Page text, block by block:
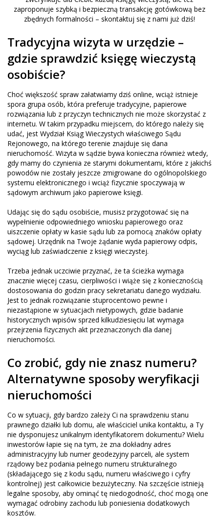
zaproponuje szybką i bezpieczną transakcję gotówkową bez
zbędnych formalności – skontaktuj się z nami już dziś!
Tradycyjna wizyta w urzędzie –
gdzie sprawdzić księgę wieczystą
osobiście?
Choć większość spraw załatwiamy dziś online, wciąż istnieje
spora grupa osób, która preferuje tradycyjne, papierowe
rozwiązania lub z przyczyn technicznych nie może skorzystać z
internetu. W takim przypadku miejscem, do którego należy się
udać, jest Wydział Ksiąg Wieczystych właściwego Sądu
Rejonowego, na którego terenie znajduje się dana
nieruchomość. Wizyta w sądzie bywa konieczna również wtedy,
gdy mamy do czynienia ze starymi dokumentami, które z jakichś
powodów nie zostały jeszcze zmigrowane do ogólnopolskiego
systemu elektronicznego i wciąż fizycznie spoczywają w
sądowym archiwum jako papierowe księgi.
Udając się do sądu osobiście, musisz przygotować się na
wypełnienie odpowiedniego wniosku papierowego oraz
uiszczenie opłaty w kasie sądu lub za pomocą znaków opłaty
sądowej. Urzędnik na Twoje żądanie wyda papierowy odpis,
wyciąg lub zaświadczenie z księgi wieczystej.
Trzeba jednak uczciwie przyznać, że ta ścieżka wymaga
znacznie więcej czasu, cierpliwości i wiąże się z koniecznością
dostosowania do godzin pracy sekretariatu danego wydziału.
Jest to jednak rozwiązanie stuprocentowo pewne i
niezastąpione w sytuacjach nietypowych, gdzie badanie
historycznych wpisów sprzed kilkudziesięciu lat wymaga
przejrzenia fizycznych akt przeznaczonych dla danej
nieruchomości.
Co zrobić, gdy nie znasz numeru?
Alternatywne sposoby weryfikacji
nieruchomości
Co w sytuacji, gdy bardzo zależy Ci na sprawdzeniu stanu
prawnego działki lub domu, ale właściciel unika kontaktu, a Ty
nie dysponujesz unikalnym identyfikatorem dokumentu? Wielu
inwestorów łapie się na tym, że zna dokładny adres
administracyjny lub numer geodezyjny parceli, ale system
rządowy bez podania pełnego numeru strukturalnego
(składającego się z kodu sądu, numeru właściwego i cyfry
kontrolnej) jest całkowicie bezużyteczny. Na szczęście istnieją
legalne sposoby, aby ominąć tę niedogodność, choć mogą one
wymagać odrobiny zachodu lub poniesienia dodatkowych
kosztów.